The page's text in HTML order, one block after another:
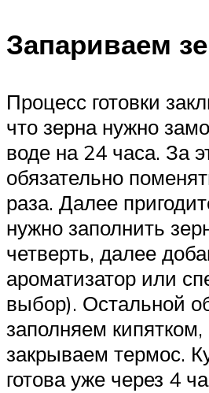
Запариваем
Процесс готовки
что зерна нужно
воде на 24 часа. За
обязательно
раза. Далее
нужно заполнить
четверть, далее
ароматизатор или
выбор). Остальной
заполняем кипятком,
закрываем термос.
готова уже через 4